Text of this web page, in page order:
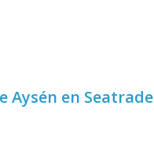
Aysén en Seatrade